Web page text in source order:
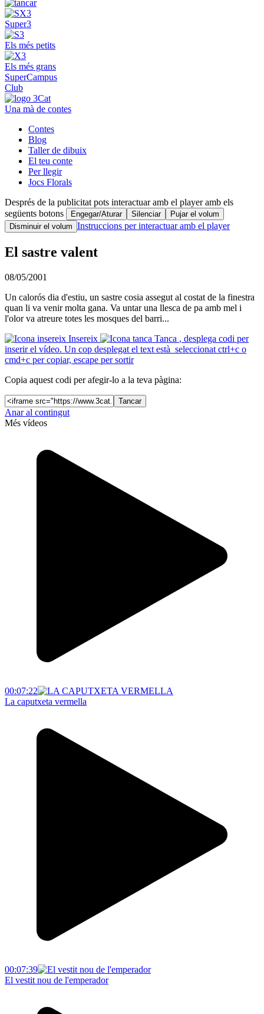
Super3
Els més petits
Els més grans
SuperCampus
Club
Una mà de contes
Contes
Blog
Taller de dibuix
El teu conte
Per llegir
Jocs Florals
Després de la publicitat pots interactuar amb el player amb els
següents botons
Engegar/Aturar Silenciar
Pujar el volum
Disminuir el volum Instruccions per interactuar amb el player
El sastre valent
08/05/2001
Un calorós dia d'estiu, un sastre cosia assegut al costat de la finestra
quan li va venir molta gana. Va untar una llesca de pa amb mel i
l'olor va atreure totes les mosques del barri...
Insereix
Tanca , desplega codi per
inserir el vídeo. Un cop desplegat el text està seleccionat ctrl+c o
cmd+c per copiar, escape per sortir
Copia aquest codi per afegir-lo a la teva pàgina:
Tancar
Anar al contingut
Més vídeos
00:07:22
La caputxeta vermella
00:07:39
El vestit nou de l'emperador